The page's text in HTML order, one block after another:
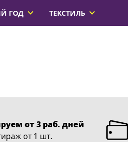
ГОД ТЕКСТИЛЬ
от 3 раб. дней
от 1 шт.